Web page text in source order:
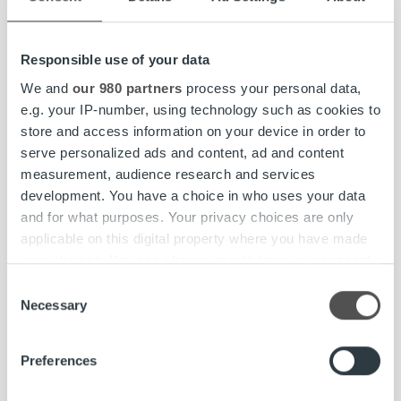
Responsible use of your data
We and our 980 partners process your personal data,
e.g. your IP-number, using technology such as cookies to
store and access information on your device in order to
serve personalized ads and content, ad and content
measurement, audience research and services
development. You have a choice in who uses your data
and for what purposes. Your privacy choices are only
applicable on this digital property where you have made
your choices. You can change or withdraw your consent
the Privacy trigger icon.
Find out more about how your personal data is processed
and set your preferences in the
Selection
Necessary
Preferences
sisältävät laskun liitteet löytyvät eAava-palvelusta.
ja sähköpostitse, nyt kaikki arkistoituu asiakasyrityksen
eAavaan – se on meille todella iso juttu. Tällaista ratkaisua
meidän ei olisi ollut mahdollista toteuttaa ilman hyvää
kumppania, Hentunen hehkuttaa.
– Olemme olleet tyytyväisiä Ropon palveluihin. Meidän
tarpeet on huomioitu todella hyvin; saimme sellaisen
kokonaisratkaisun kuin halusimme ja käyttöönottokin sujui
nopeasti ja aikataulussa. Ropon toiminnassa on samanlaista
ketteryyttä ja joustoa, mitä me haluamme tarjota omille
Lue lisää Aavalle toteutetusta palveluratkaisusta:
ropocapital.fi/fi/asiakasratkaisu/aava/